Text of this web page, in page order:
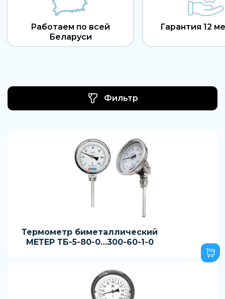
Работаем по всей
Беларуси
Гарантия 12
Фильтр
Термометр биметаллический
МЕТЕР ТБ-5-80-0…300-60-1-0